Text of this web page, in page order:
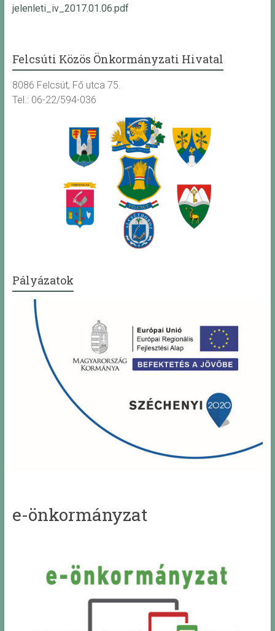
jelenleti_iv_2017.01.06.pdf
Felcsúti Közös Önkormányzati Hivatal
8086 Felcsút, Fő utca 75.
Tel.: 06-22/594-036
Pályázatok
e-önkormányzat